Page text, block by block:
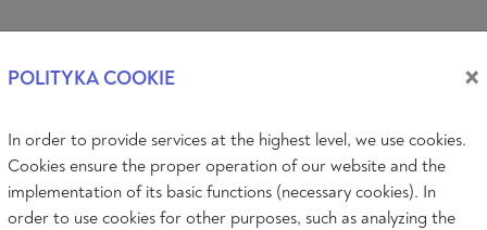
Log in
AUDIO&VIDÉO ÉVÉNEMENTS QUI SOMMES-
POLITYKA COOKIE ×
In order to provide services at the highest level, we use cookies.
Cookies ensure the proper operation of our website and the
implementation of its basic functions (necessary cookies). In
order to use cookies for other purposes, such as analyzing the